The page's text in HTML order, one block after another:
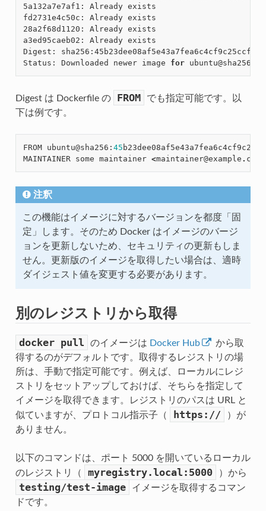
5a132a7e7af1: Already exists
fd2731e4c50c: Already exists
28a2f68d1120: Already exists
a3ed95caeb02: Already exists
Digest:
Status: Downloaded newer image for
Digest は Dockerfile の FROM
でも指定可能です。以
下は例です。
FROM ubuntu@sha256 : 45
MAINTAINER
some maintainer <maintainer@example . com
注釈
この機能はイメージに対するバージョンを都度「固
定」します。そのため Docker はイメージのバージ
ョンを更新しないため、セキュリティの更新もしま
せん。更新版のイメージを取得したい場合は、適時
ダイジェスト値を変更する必要があります。
別のレジストリから取得
docker pull のイメージは Docker Hub
から取
得するのがデフォルトです。取得するレジストリの場
所は、手動で指定可能です。例えば、ローカルにレジ
ストリをセットアップしておけば、そちらを指定して
イメージを取得できます。レジストリのパスは URL と
似ていますが、プロトコル指示子（
https://
）が
ありません。
以下のコマンドは、ポート 5000 を開いているローカル
のレジストリ（
myregistry.local:5000 ）から
testing/test-image
イメージを取得するコマン
ドです。